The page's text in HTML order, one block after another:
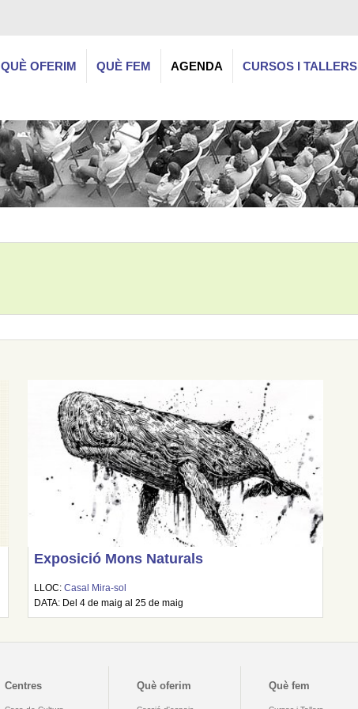
QUÈ OFERIM QUÈ FEM AGENDA CURSOS I TALLERS
Exposició Mons Naturals
LLOC:Casal Mira-sol
DATA: Del 4 de maig al 25 de maig
Centres Què oferim Què fem